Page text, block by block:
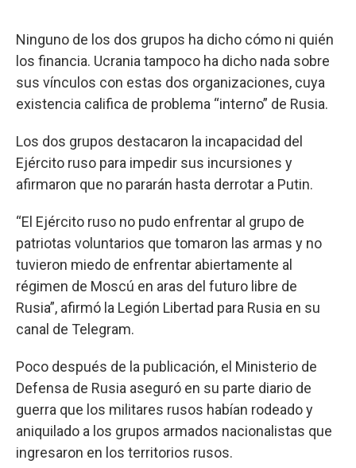
Ninguno de los dos grupos ha dicho cómo ni quién
los financia. Ucrania tampoco ha dicho nada sobre
sus vínculos con estas dos organizaciones, cuya
existencia califica de problema “interno” de Rusia.
Los dos grupos destacaron la incapacidad del
Ejército ruso para impedir sus incursiones y
afirmaron que no pararán hasta derrotar a Putin.
“El Ejército ruso no pudo enfrentar al grupo de
patriotas voluntarios que tomaron las armas y no
tuvieron miedo de enfrentar abiertamente al
régimen de Moscú en aras del futuro libre de
Rusia”, afirmó la Legión Libertad para Rusia en su
canal de Telegram.
Poco después de la publicación, el Ministerio de
Defensa de Rusia aseguró en su parte diario de
guerra que los militares rusos habían rodeado y
aniquilado a los grupos armados nacionalistas que
ingresaron en los territorios rusos.